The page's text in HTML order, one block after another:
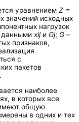
уравнением Z =
значений исходных
нагрузок
xijи Gj; G –
признаков,
с
пакетов
наиболее
в которых все
общую
в одних и тех